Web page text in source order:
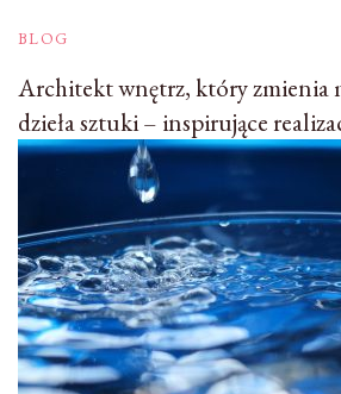
BLOG
Architekt wnętrz, który zmienia
dzieła sztuki – inspirujące